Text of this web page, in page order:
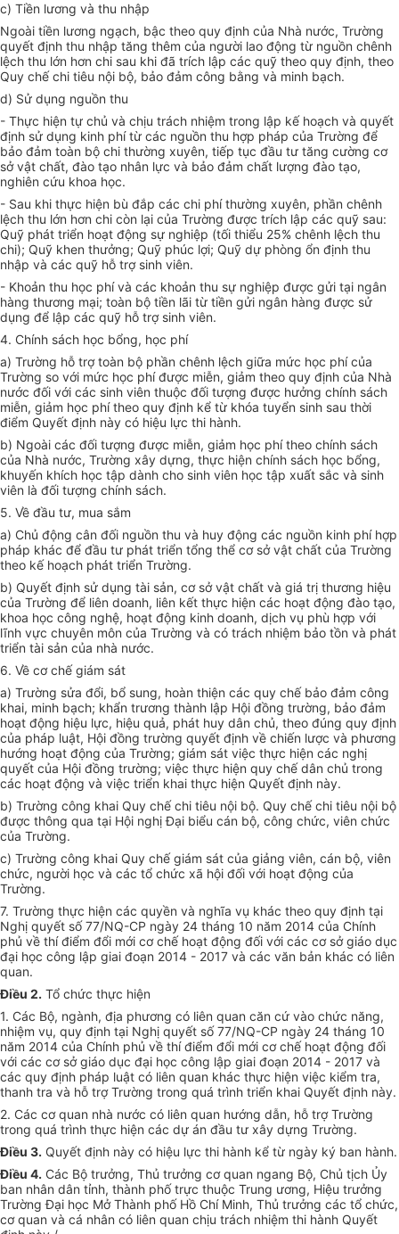
c) Tiền lương và thu nhập
Ngoài tiền lương ngạch, bậc theo quy định của Nhà nước, Trường
quyết định thu nhập tăng thêm của người lao động từ nguồn chênh
lệch thu lớn hơn chi sau khi đã trích lập các quỹ theo quy định, theo
Quy chế chi tiêu nội bộ, bảo đảm công bằng và minh bạch.
d) Sử dụng nguồn thu
- Thực hiện tự chủ và chịu trách nhiệm trong lập kế hoạch và quyết
định sử dụng kinh phí từ các nguồn thu hợp pháp của Trường để
bảo đảm toàn bộ chi thường xuyên, tiếp tục đầu tư tăng cường cơ
sở vật chất, đào tạo nhân lực và bảo đảm chất lượng đào tạo,
nghiên cứu khoa học.
- Sau khi thực hiện bù đắp các chi phí thường xuyên, phần chênh
lệch thu lớn hơn chi còn lại của Trường được trích lập các quỹ sau:
Quỹ phát triển hoạt động sự nghiệp (tối thiểu 25% chênh lệch thu
chi); Quỹ khen thưởng; Quỹ phúc lợi; Quỹ dự phòng ổn định thu
nhập và các quỹ hỗ trợ sinh viên.
- Khoản thu học phí và các khoản thu sự nghiệp được gửi tại ngân
hàng thương mại; toàn bộ tiền lãi từ tiền gửi ngân hàng được sử
dụng để lập các quỹ hỗ trợ sinh viên.
4. Chính sách học bổng, học phí
a) Trường hỗ trợ toàn bộ phần chênh lệch giữa mức học phí của
Trường so với mức học phí được miễn, giảm theo quy định của Nhà
nước đối với các sinh viên thuộc đối tượng được hưởng chính sách
miễn, giảm học phí theo quy định kể từ khóa tuyển sinh sau thời
điểm Quyết định này có hiệu lực thi hành.
b) Ngoài các đối tượng được miễn, giảm học phí theo chính sách
của Nhà nước, Trường xây dựng, thực hiện chính sách học bổng,
khuyến khích học tập dành cho sinh viên học tập xuất sắc và sinh
viên là đối tượng chính sách.
5. Về đầu tư, mua sắm
a) Chủ động cân đối nguồn thu và huy động các nguồn kinh phí hợp
pháp khác để đầu tư phát triển tổng thể cơ sở vật chất của Trường
theo kế hoạch phát triển Trường.
b) Quyết định sử dụng tài sản, cơ sở vật chất và giá trị thương hiệu
của Trường để liên doanh, liên kết thực hiện các hoạt động đào tạo,
khoa học công nghệ, hoạt động kinh doanh, dịch vụ phù hợp với
lĩnh vực chuyên môn của Trường và có trách nhiệm bảo tồn và phát
triển tài sản của nhà nước.
6. Về cơ chế giám sát
a) Trường sửa đổi, bổ sung, hoàn thiện các quy chế bảo đảm công
khai, minh bạch; khẩn trương thành lập Hội đồng trường, bảo đảm
hoạt động hiệu lực, hiệu quả, phát huy dân chủ, theo đúng quy định
của pháp luật, Hội đồng trường quyết định về chiến lược và phương
hướng hoạt động của Trường; giám sát việc thực hiện các nghị
quyết của Hội đồng trường; việc thực hiện quy chế dân chủ trong
các hoạt động và việc triển khai thực hiện Quyết định này.
b) Trường công khai Quy chế chi tiêu nội bộ. Quy chế chi tiêu nội bộ
được thông qua tại Hội nghị Đại biểu cán bộ, công chức, viên chức
của Trường.
c) Trường công khai Quy chế giám sát của giảng viên, cán bộ, viên
chức, người học và các tổ chức xã hội đối với hoạt động của
Trường.
7. Trường thực hiện các quyền và nghĩa vụ khác theo quy định tại
Nghị quyết số 77/NQ-CP ngày 24 tháng 10 năm 2014 của Chính
phủ về thí điểm đổi mới cơ chế hoạt động đối với các cơ sở giáo dục
đại học công lập giai đoạn 2014 - 2017 và các văn bản khác có liên
quan.
Điều 2. Tổ chức thực hiện
1. Các Bộ, ngành, địa phương có liên quan căn cứ vào chức năng,
nhiệm vụ, quy định tại Nghị quyết số 77/NQ-CP ngày 24 tháng 10
năm 2014 của Chính phủ về thí điểm đổi mới cơ chế hoạt động đối
với các cơ sở giáo dục đại học công lập giai đoạn 2014 - 2017 và
các quy định pháp luật có liên quan khác thực hiện việc kiểm tra,
thanh tra và hỗ trợ Trường trong quá trình triển khai Quyết định này.
2. Các cơ quan nhà nước có liên quan hướng dẫn, hỗ trợ Trường
trong quá trình thực hiện các dự án đầu tư xây dựng Trường.
Điều 3. Quyết định này có hiệu lực thi hành kể từ ngày ký ban hành.
Điều 4. Các Bộ trưởng, Thủ trưởng cơ quan ngang Bộ, Chủ tịch Ủy
ban nhân dân tỉnh, thành phố trực thuộc Trung ương, Hiệu trưởng
Trường Đại học Mở Thành phố Hồ Chí Minh, Thủ trưởng các tổ chức,
cơ quan và cá nhân có liên quan chịu trách nhiệm thi hành Quyết